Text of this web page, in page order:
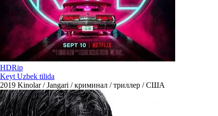
HDRip
Keyt Uzbek tilida
2019 Kinolar / Jangari / криминал / триллер / США